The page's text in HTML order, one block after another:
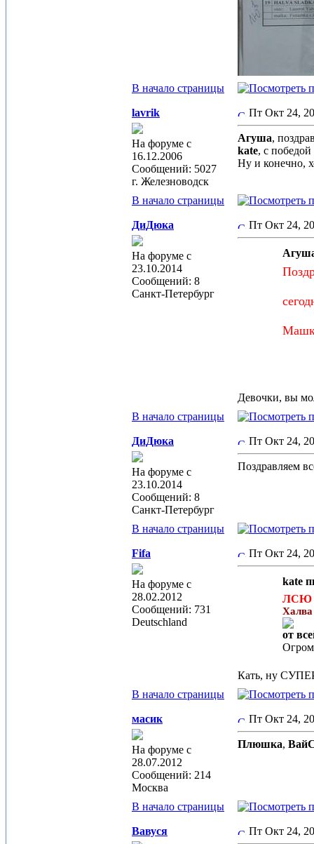
В начало страницы
lavrik
На форуме с
16.12.2006
Сообщений: 5027
г. Железноводск
Пт Окт 24,
Агуша,
kate, с
Ну и конечно,
В начало страницы
ДиДюка
На форуме с
23.10.2014
Сообщений: 8
Санкт-Петербург
Пт Окт 24,
Девочки, вы
В начало страницы
ДиДюка
На форуме с
23.10.2014
Сообщений: 8
Санкт-Петербург
Пт Окт 24,
Поздравляем
В начало страницы
Fifa
На форуме с
28.02.2012
Сообщений: 731
Deutschland
Пт Окт 24,
kate
ЛСЮ
от
Кать, ну
В начало страницы
масик
На форуме с
28.07.2012
Сообщений: 214
Москва
Пт Окт 24,
Плюшка,
В начало страницы
Вавуся Пт Окт 24,